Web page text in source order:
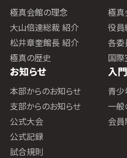
極真会館の理念
大山倍達総裁 紹介
松井章奎館長 紹介
極真の歴史
極真
役員
各委
国際
お知らせ
本部からのお知らせ
支部からのお知らせ
公式大会
公式記録
試合規則
入
青少
一般
会員